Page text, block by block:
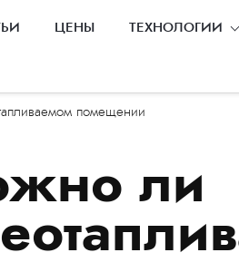
ЦЕНЫ
ТЕХНОЛОГИИ
помещении
ли